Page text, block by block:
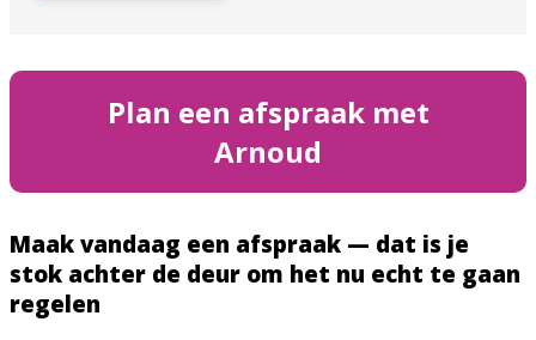
Plan een afspraak met
Arnoud
Maak vandaag een afspraak — dat is je
stok achter de deur om het nu echt te gaan
regelen